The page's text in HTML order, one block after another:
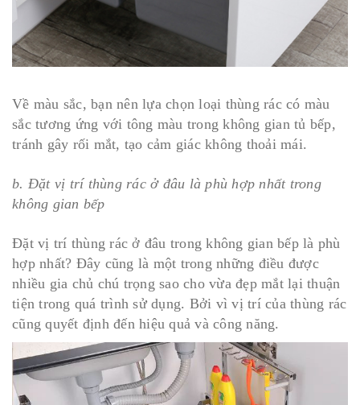
Về màu sắc, bạn nên lựa chọn loại thùng rác có màu
sắc tương ứng với tông màu trong không gian tủ bếp,
tránh gây rối mắt, tạo cảm giác không thoải mái.
b. Đặt vị trí thùng rác ở đâu là phù hợp nhất trong
không gian bếp
Đặt vị trí thùng rác ở đâu trong không gian bếp là phù
hợp nhất? Đây cũng là một trong những điều được
nhiều gia chủ chú trọng sao cho vừa đẹp mắt lại thuận
tiện trong quá trình sử dụng. Bởi vì vị trí của thùng rác
cũng quyết định đến hiệu quả và công năng.